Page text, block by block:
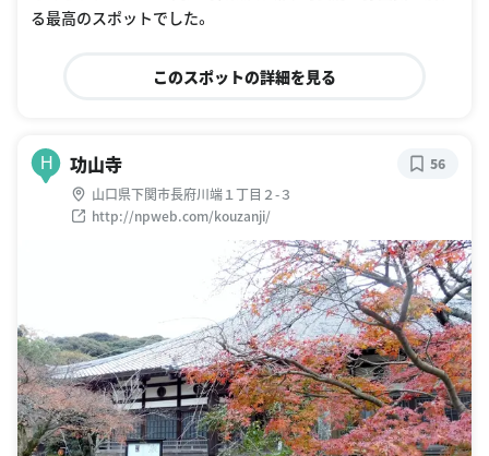
る最高のスポットでした。
このスポットの詳細を見る
H 功山寺
山口県下関市長府川端１丁目２-３
http://npweb.com/kouzanji/
56